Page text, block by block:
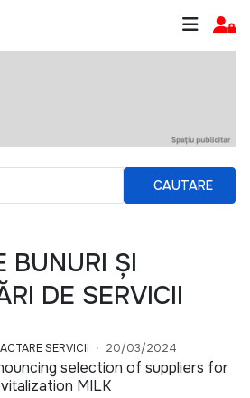
CAUTARE
BUNURI ȘI
DE SERVICII
SERVICII 20/03/2024
selection of suppliers for
MILK